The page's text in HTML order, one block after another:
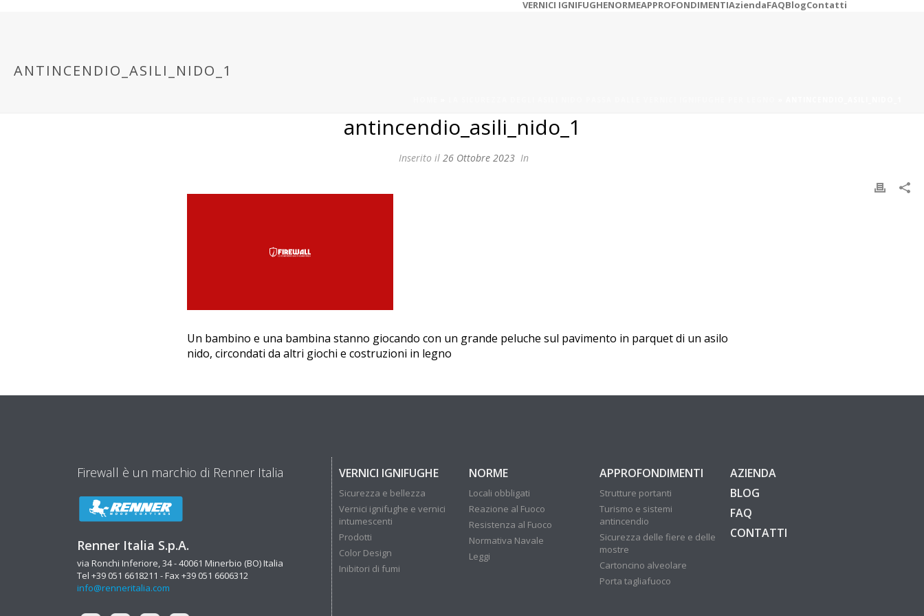
VERNICI IGNIFUGHENORMEAPPROFONDIMENTIAziendaFAQBlogContatti
ANTINCENDIO_ASILI_NIDO_1
antincendio_asili_nido_1
Inserito il 26 Ottobre 2023 In
Un bambino e una bambina stanno giocando con un grande peluche sul pavimento in parquet di un asilo
nido, circondati da altri giochi e costruzioni in legno
Firewall è un marchio di Renner Italia
Renner Italia S.p.A.
via Ronchi Inferiore, 34 - 40061 Minerbio (BO) Italia
Tel +39 051 6618211 - Fax +39 051 6606312
info@renneritalia.com
VERNICI IGNIFUGHE
Sicurezza e bellezza
Vernici ignifughe e vernici
intumescenti
Prodotti
Color Design
Inibitori di fumi
NORME
Locali obbligati
Reazione al Fuoco
Resistenza al Fuoco
Normativa Navale
Leggi
APPROFONDIMENTI
Strutture portanti
Turismo e sistemi
antincendio
Sicurezza delle fiere e delle
mostre
Cartoncino alveolare
Porta tagliafuoco
AZIENDA
BLOG
FAQ
CONTATTI